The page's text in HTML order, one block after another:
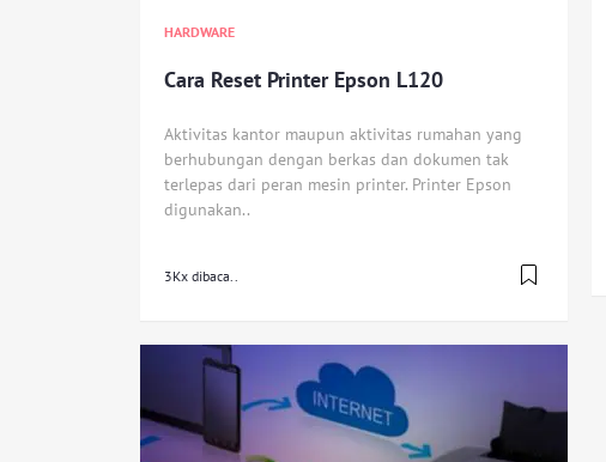
HARDWARE
Cara Reset Printer Epson L120
Aktivitas kantor maupun aktivitas rumahan yang
berhubungan dengan berkas dan dokumen tak
terlepas dari peran mesin printer. Printer Epson
digunakan..
3Kx dibaca..